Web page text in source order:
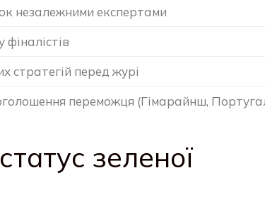
незалежними експертами
стратегій перед журі
переможця (Гімарайнш,
зеленої